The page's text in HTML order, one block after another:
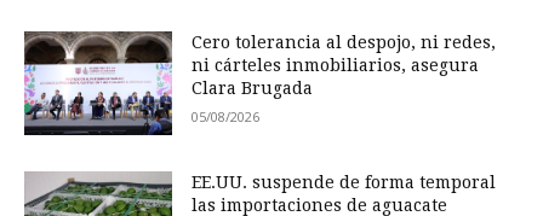
Cero tolerancia al despojo, ni redes,
ni cárteles inmobiliarios, asegura
Clara Brugada
05/08/2026
EE.UU. suspende de forma temporal
las importaciones de aguacate